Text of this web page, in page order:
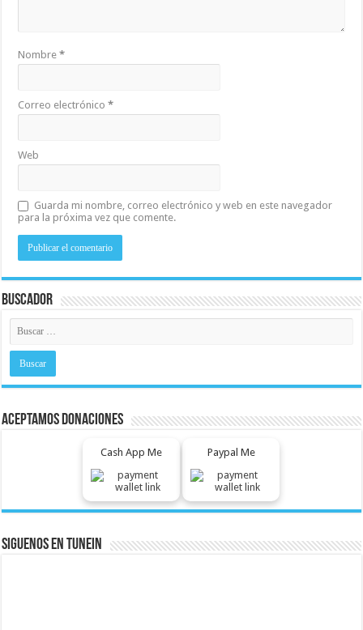
Nombre*
Correo electrónico*
Web
Guarda mi nombre, correo electrónico y web en este navegador
para la próxima vez que comente.
Buscador
Aceptamos Donaciones
Cash App Me Paypal Me
Siguenos En Tunein